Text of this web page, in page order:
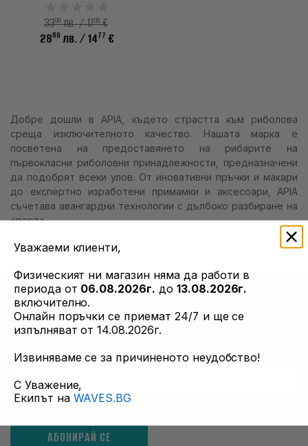
ФИЗИЧЕСКИ МАГАЗИН
КОНТАКТИ
+359 896 451 888
info@waves.bg
3399лв. / 1738€
2889 лв. / 1477 €
Добре дошли в APIA, където страстта към риболова
среща изключителното качество. Нашата марка е
посветена на предоставянето на рибарите на
първокласни риболовни принадлежности, предназначени
да подобрят всеки улов. От иновативни пръчки и макари
до експертно изработени примамки и аксесоари, APIA
съчетава авангардни технологии с дълбоко разбиране на
спорта.
НАУЧЕТЕ ПЪРВИ
Актуална информация за разпродажби и оферти. Абонирай
АБОНИРАЙ СЕ
Уважаеми клиенти,
Физическият ни магазин няма да работи в
периода от 06.08.2026г. до 13.08.2026г.
включително.
Онлайн поръчки се приемат 24/7 и ще се
изпълняват от 14.08.2026г.
Извиняваме се за причиненото неудобство!
С Уважение,
Екипът на WAVES.BG